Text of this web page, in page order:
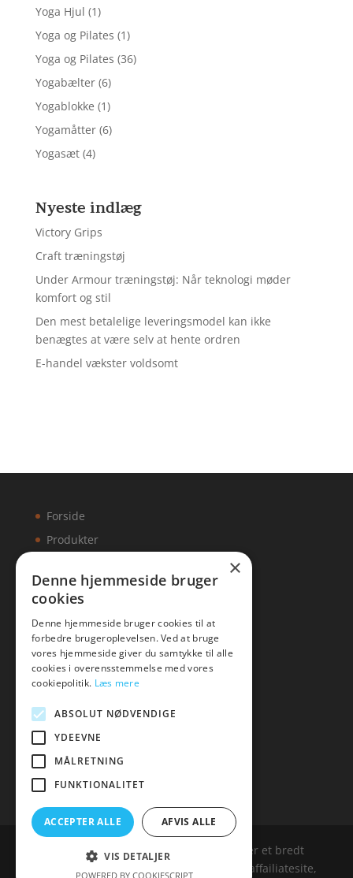
Yoga Hjul (1)
Yoga og Pilates (1)
Yoga og Pilates (36)
Yogabælter (6)
Yogablokke (1)
Yogamåtter (6)
Yogasæt (4)
Nyeste indlæg
Victory Grips
Craft træningstøj
Under Armour træningstøj: Når teknologi møder
komfort og stil
Den mest betalelige leveringsmodel kan ikke
benægtes at være selv at hente ordren
E-handel vækster voldsomt
Forside
Produkter
Artikler
Malawigruppen
Mail:hej@malawigruppen.dk
Malawigruppen.dk er siden, der samler et bredt
udvalg af spændende varer. Siden er et affailiatesite,
×
Denne hjemmeside bruger
cookies
Denne hjemmeside bruger cookies til at
forbedre brugeroplevelsen. Ved at bruge
vores hjemmeside giver du samtykke til alle
cookies i overensstemmelse med vores
cookiepolitik. Læs mere
ABSOLUT NØDVENDIGE
YDEEVNE
MÅLRETNING
FUNKTIONALITET
ACCEPTER ALLE AFVIS ALLE
VIS DETALJER
POWERED BY COOKIESCRIPT